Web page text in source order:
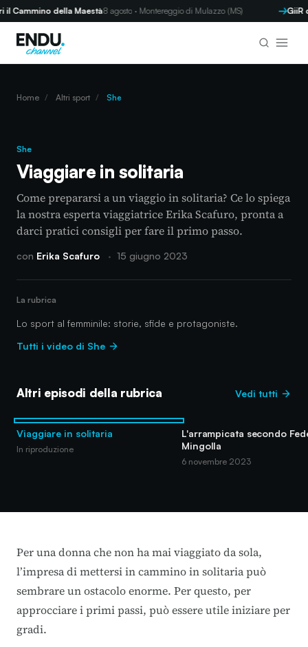
della Maestà8 agosto · Montereggio di Mulazzo (MS) GiiR
Home / Altri sport / She
She
Viaggiare in solitaria
Come prepararsi a un viaggio in solitaria? Ce lo spiega
la nostra esperta viaggiatrice Erika Scafuro, pronta a
darci pratici consigli per fare il primo passo.
con Erika Scafuro · 15 giugno 2023
La rubrica
Lo sport al femminile: storie, sfide e protagoniste.
Tutti i video di She
Altri episodi della rubrica Vedi tutti
Viaggiare in solitaria
In riproduzione
L'arrampicata secondo
Mingolla
6 novembre 2023
Per una donna che non ha mai viaggiato da sola,
l’impresa di mettersi in cammino in solitaria può
sembrare un ostacolo enorme. Per questo, per
approcciare i primi passi, può essere utile iniziare per
gradi.